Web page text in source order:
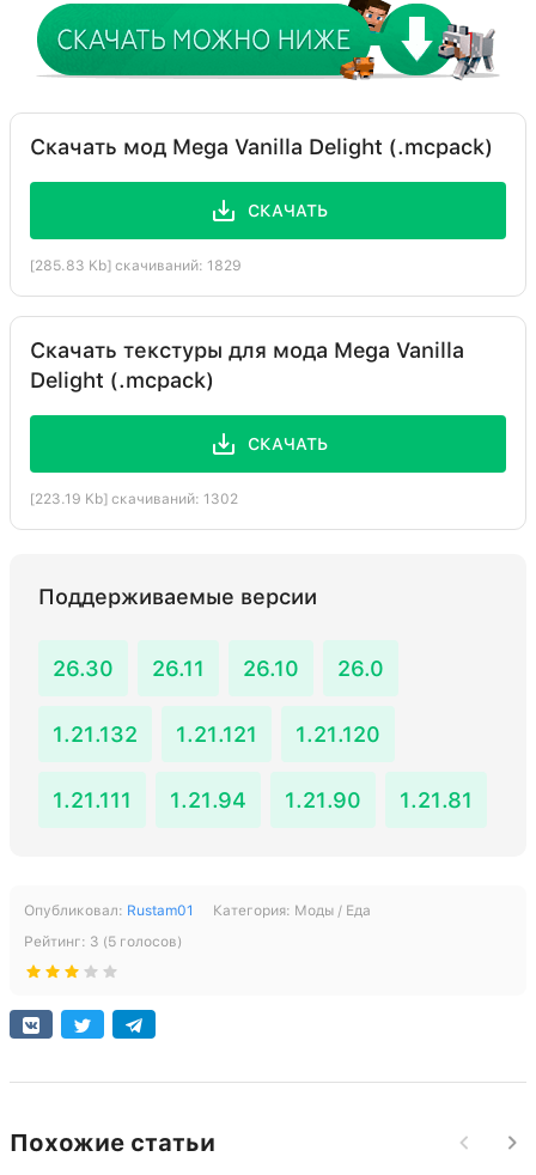
Скачать мод Mega Vanilla Delight (.mcpack)
СКАЧАТЬ
[285.83 Kb] скачиваний: 1829
Скачать текстуры для мода Mega Vanilla
Delight (.mcpack)
СКАЧАТЬ
[223.19 Kb] скачиваний: 1302
Поддерживаемые версии
26.30 26.11 26.10 26.0
1.21.132 1.21.121 1.21.120
1.21.111 1.21.94 1.21.90 1.21.81
Опубликовал: Rustam01 Категория: Моды / Еда
Рейтинг: 3 (5 голосов)
Похожие статьи